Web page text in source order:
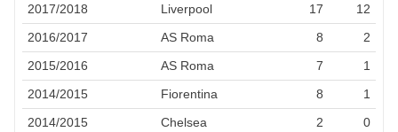
2017/2018
Liverpool 17
12
2016/2017
AS Roma 8
2
2015/2016
AS Roma 7
1
2014/2015
Fiorentina 8
1
2014/2015
Chelsea 2
0